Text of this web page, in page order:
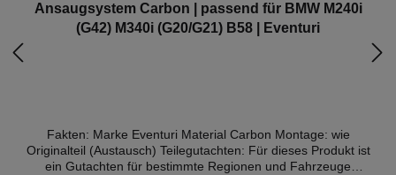
Ansaugsystem Carbon | passend für BMW M240i
(G42) M340i (G20/G21) B58 | Eventuri
Fakten: Marke Eventuri Material Carbon Montage: wie
Originalteil (Austausch) Teilegutachten: Für dieses Produkt ist
ein Gutachten für bestimmte Regionen und Fahrzeuge